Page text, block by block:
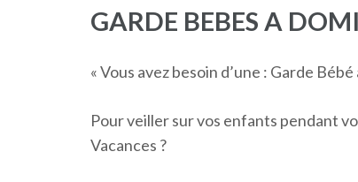
GARDE BEBES A
« Vous avez besoin d’une : Garde
Pour veiller sur vos enfants pendant
Vacances ?